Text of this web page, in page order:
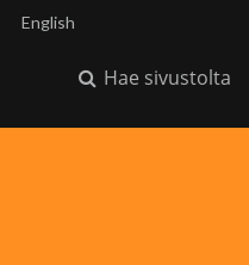
English
Hae sivustolta